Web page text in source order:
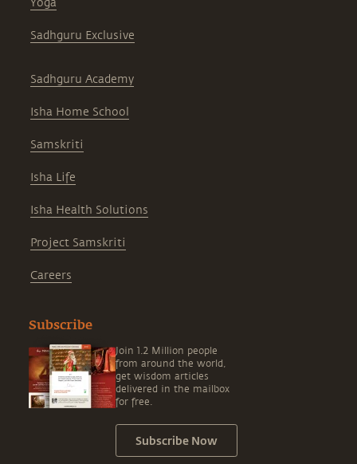
Yoga
Sadhguru Exclusive
Sadhguru Academy
Isha Home School
Samskriti
Isha Life
Isha Health Solutions
Project Samskriti
Careers
Subscribe
Join 1.2 Million people
from around the world,
get wisdom articles
delivered in the mailbox
for free.
Subscribe Now